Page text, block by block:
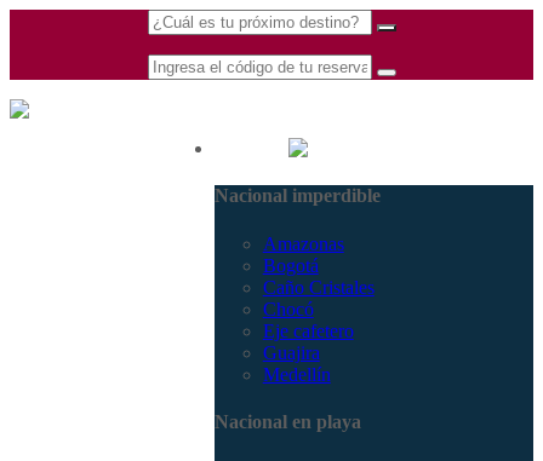
Nacional imperdible
Amazonas
Bogotá
Caño Cristales
Chocó
Eje cafetero
Guajira
Medellín
Nacional en playa